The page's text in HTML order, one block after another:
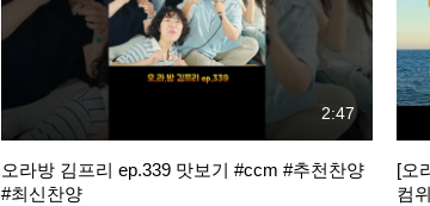
2:47
오라방 김프리 ep.339 맛보기 #ccm #추천찬양
#최신찬양
[오
컴